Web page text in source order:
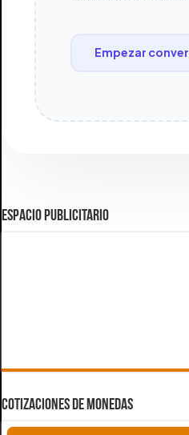
Empezar
ESPACIO PUBLICITARIO
COTIZACIONES DE MONEDAS